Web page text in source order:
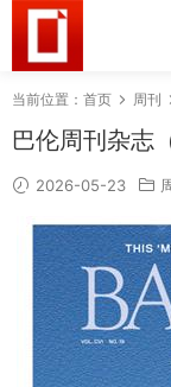
当前位置： 首页 周刊
巴伦周刊杂志
2026-05-23